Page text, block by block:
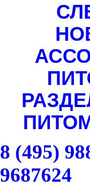
8 (495)
9687624